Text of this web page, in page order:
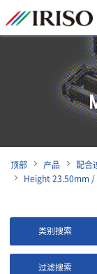
顶部 产品
配合
Height 23.50mm /
类别搜索
过滤搜索